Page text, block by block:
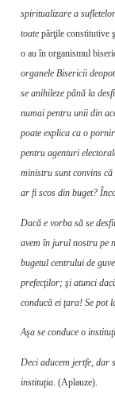
spiritualizare a
toate părţile con­stitutive
o au în orga­nismul
organele Bisericii
se anihileze până la
numai pentru unii din
poate explica ca o
pentru agen­turi
ministru sunt convins
ar fi scos din buget?
Dacă e vorba să se
avem în jurul nostru pe
bugetul centru­lui de
prefecţilor; şi atunci
conducă ei ţara! Se pot
Aşa se conduce o
Deci aducem jertfe, dar
instituţia. (Aplauze).